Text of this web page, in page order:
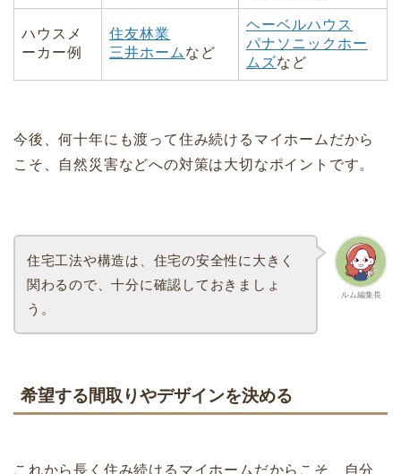
ハウスメ
ーカー例
住友林業
三井ホーム など
ヘーベルハウス
パナソニックホー
ムズなど
今後、何十年にも渡って住み続けるマイホームだから
こそ、自然災害などへの対策は大切なポイントです。
ルム編集長
住宅工法や構造は、住宅の安全性に大きく
関わるので、十分に確認しておきましょ
う。
希望する間取りやデザインを決める
これから長く住み続けるマイホームだからこそ、自分